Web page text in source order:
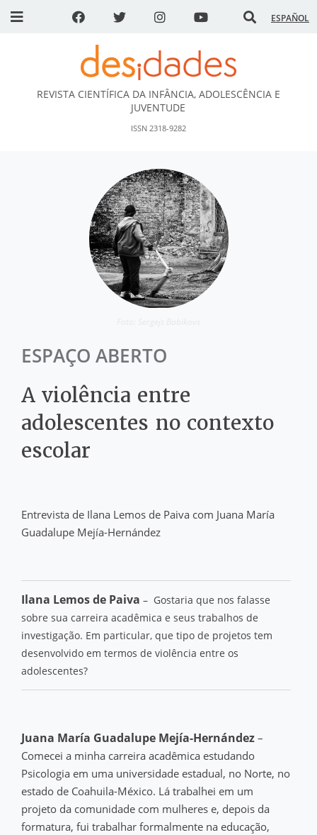
ESPAÑOL
DESidades
REVISTA CIENTÍFICA DA INFÂNCIA, ADOLESCÊNCIA E
JUVENTUDE
ISSN 2318-9282
ESPAÇO ABERTO
A violência entre
adolescentes no contexto
escolar
Entrevista de Ilana Lemos de Paiva com Juana María
Guadalupe Mejía-Hernández
Ilana Lemos de Paiva – Gostaria que nos falasse
sobre sua carreira acadêmica e seus trabalhos de
investigação. Em particular, que tipo de projetos tem
desenvolvido em termos de violência entre os
adolescentes?
Juana María Guadalupe Mejía-Hernández –
Comecei a minha carreira acadêmica estudando
Psicologia em uma universidade estadual, no Norte, no
estado de Coahuila-México. Lá trabalhei em um
projeto da comunidade com mulheres e, depois da
formatura, fui trabalhar formalmente na educação,